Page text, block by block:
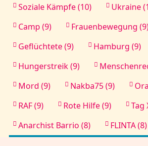
Soziale Kämpfe (10)
Ukraine
Camp (9)
Frauenbewegung
Geflüchtete (9)
Hamburg (9)
Hungerstreik (9)
Mord (9)
Nakba75 (9)
RAF (9)
Rote Hilfe (9)
Tag
Anarchist Barrio (8)
FLINTA (8)